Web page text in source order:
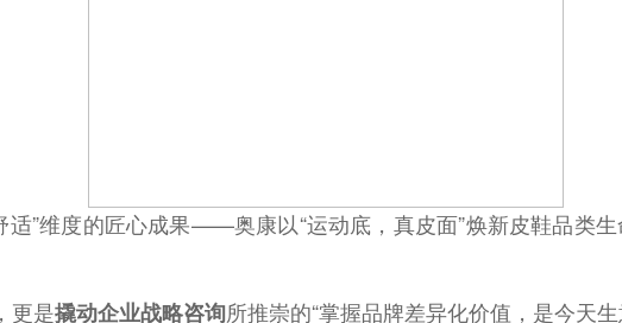
”维度的匠心成果——奥康以“运动底，真皮面”焕新皮鞋品类
更是撬动企业战略咨询所推崇的“掌握品牌差异化价值，是今天